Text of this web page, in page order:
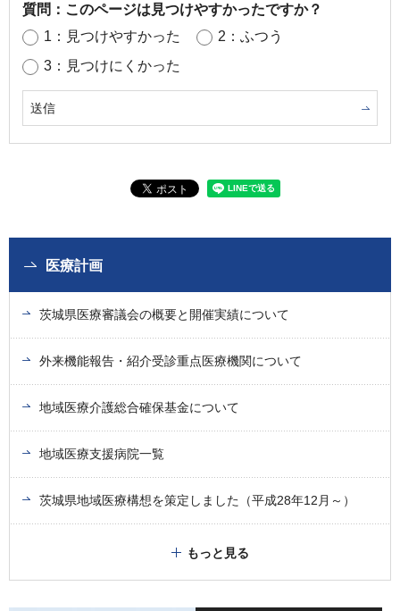
質問：このページは見つけやすかったですか？
1：見つけやすかった
2：ふつう
3：見つけにくかった
医療計画
茨城県医療審議会の概要と開催実績について
外来機能報告・紹介受診重点医療機関について
地域医療介護総合確保基金について
地域医療支援病院一覧
茨城県地域医療構想を策定しました（平成28年12月～）
もっと見る